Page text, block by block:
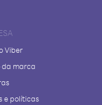
Viber
da marca
e políticas